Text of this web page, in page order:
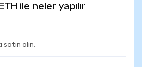
ile neler yapılır
alın.